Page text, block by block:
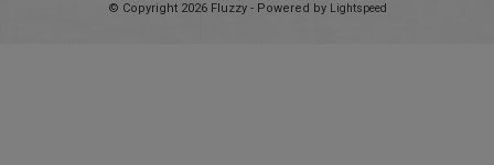
© Copyright 2026 Fluzzy - Powered by Lightspeed